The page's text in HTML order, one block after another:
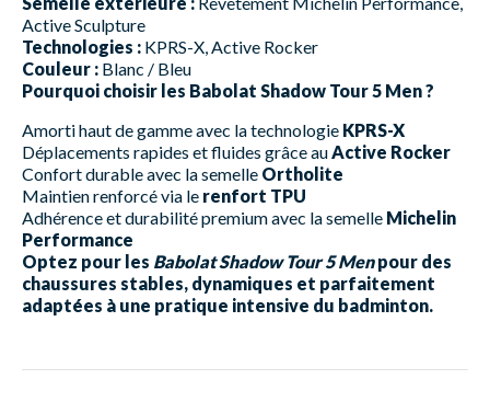
Active Sculpture
Technologies : KPRS-X, Active Rocker
Couleur : Blanc / Bleu
Pourquoi choisir les Babolat Shadow Tour 5 Men ?
Amorti haut de gamme avec la technologie KPRS-X
Déplacements rapides et fluides grâce au Active Rocker
Confort durable avec la semelle Ortholite
Maintien renforcé via le renfort TPU
Adhérence et durabilité premium avec la semelle Michelin
Performance
Optez pour les Babolat Shadow Tour 5 Menpour des
chaussures stables, dynamiques et parfaitement
adaptées à une pratique intensive du badminton.